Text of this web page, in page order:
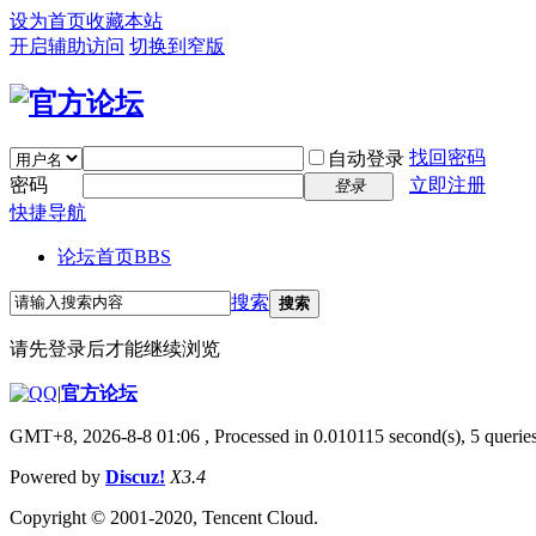
设为首页收藏本站
开启辅助访问 切换到窄版
自动登录 找回密码
密码
登录
立即注册
快捷导航
论坛首页BBS
搜索 搜索
请先登录后才能继续浏览
|官方论坛
GMT+8, 2026-8-8 01:06 , Processed in 0.010115 second(s), 5
Powered by Discuz! X3.4
Copyright © 2001-2020, Tencent Cloud.